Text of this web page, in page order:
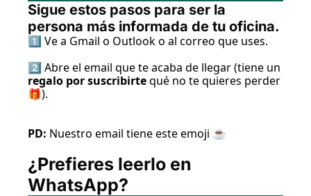
Sigue estos pasos para ser la
persona más informada de tu oficina.
1️⃣ Ve a Gmail o Outlook o al correo que uses.
regalo por suscribirte qué no te quieres perder
🎁).
PD: Nuestro email tiene este emoji ☕️
¿Prefieres leerlo en
WhatsApp?